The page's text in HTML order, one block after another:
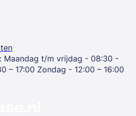
Maandag t/m vrijdag - 08:30 -
– 17:00 Zondag - 12:00 – 16:00